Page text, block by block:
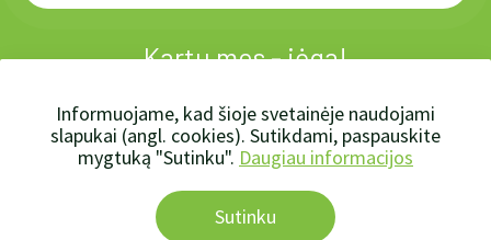
Informuojame, kad šioje svetainėje naudojami
slapukai (angl. cookies). Sutikdami, paspauskite
mygtuką "Sutinku". Daugiau informacijos
Sutinku
Kartu mes - jėga!